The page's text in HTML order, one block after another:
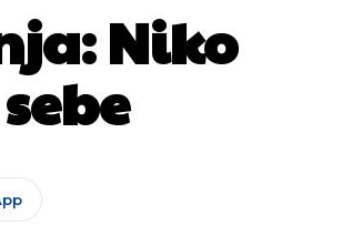
Niko